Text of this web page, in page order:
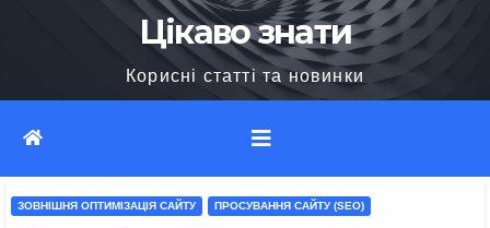
Цікаво знати
Корисні статті та новинки
ЗОВНІШНЯ ОПТИМІЗАЦІЯ САЙТУ ПРОСУВАННЯ САЙТУ (SEO)